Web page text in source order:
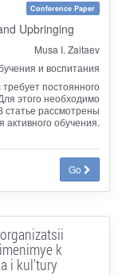
Conference Paper
Upbringing
Musa I. Zaitaev
и воспитания
постоянного
этого необходимо
статье рассмотрены
обучения.
Go
k
i kul'tury